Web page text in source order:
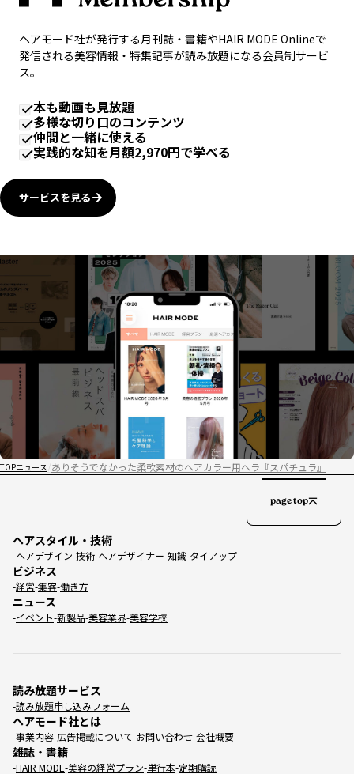
ヘアモード社が発行する月刊誌・書籍やHAIR MODE Onlineで
発信される美容情報・特集記事が読み放題になる会員制サービ
ス。
本も動画も見放題
多様な切り口のコンテンツ
仲間と一緒に使える
実践的な知を月額2,970円で学べる
サービスを見る
TOPニュース ありそうでなかった柔軟素材のヘアカラー用ヘラ『スパチュラ』
ヘアスタイル・技術
ヘアデザイン 技術 ヘアデザイナー 知識 タイアップ
ビジネス
経営 集客 働き方
ニュース
イベント 新製品 美容業界 美容学校
読み放題サービス
読み放題申し込みフォーム
ヘアモード社とは
事業内容 広告掲載について お問い合わせ 会社概要
雑誌・書籍
HAIR MODE 美容の経営プラン 単行本 定期購読
page top